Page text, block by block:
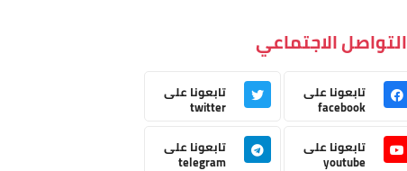
التواصل الاجتماعي
تابعونا على
facebook
تابعونا على
twitter
تابعونا على
youtube
تابعونا على
telegram